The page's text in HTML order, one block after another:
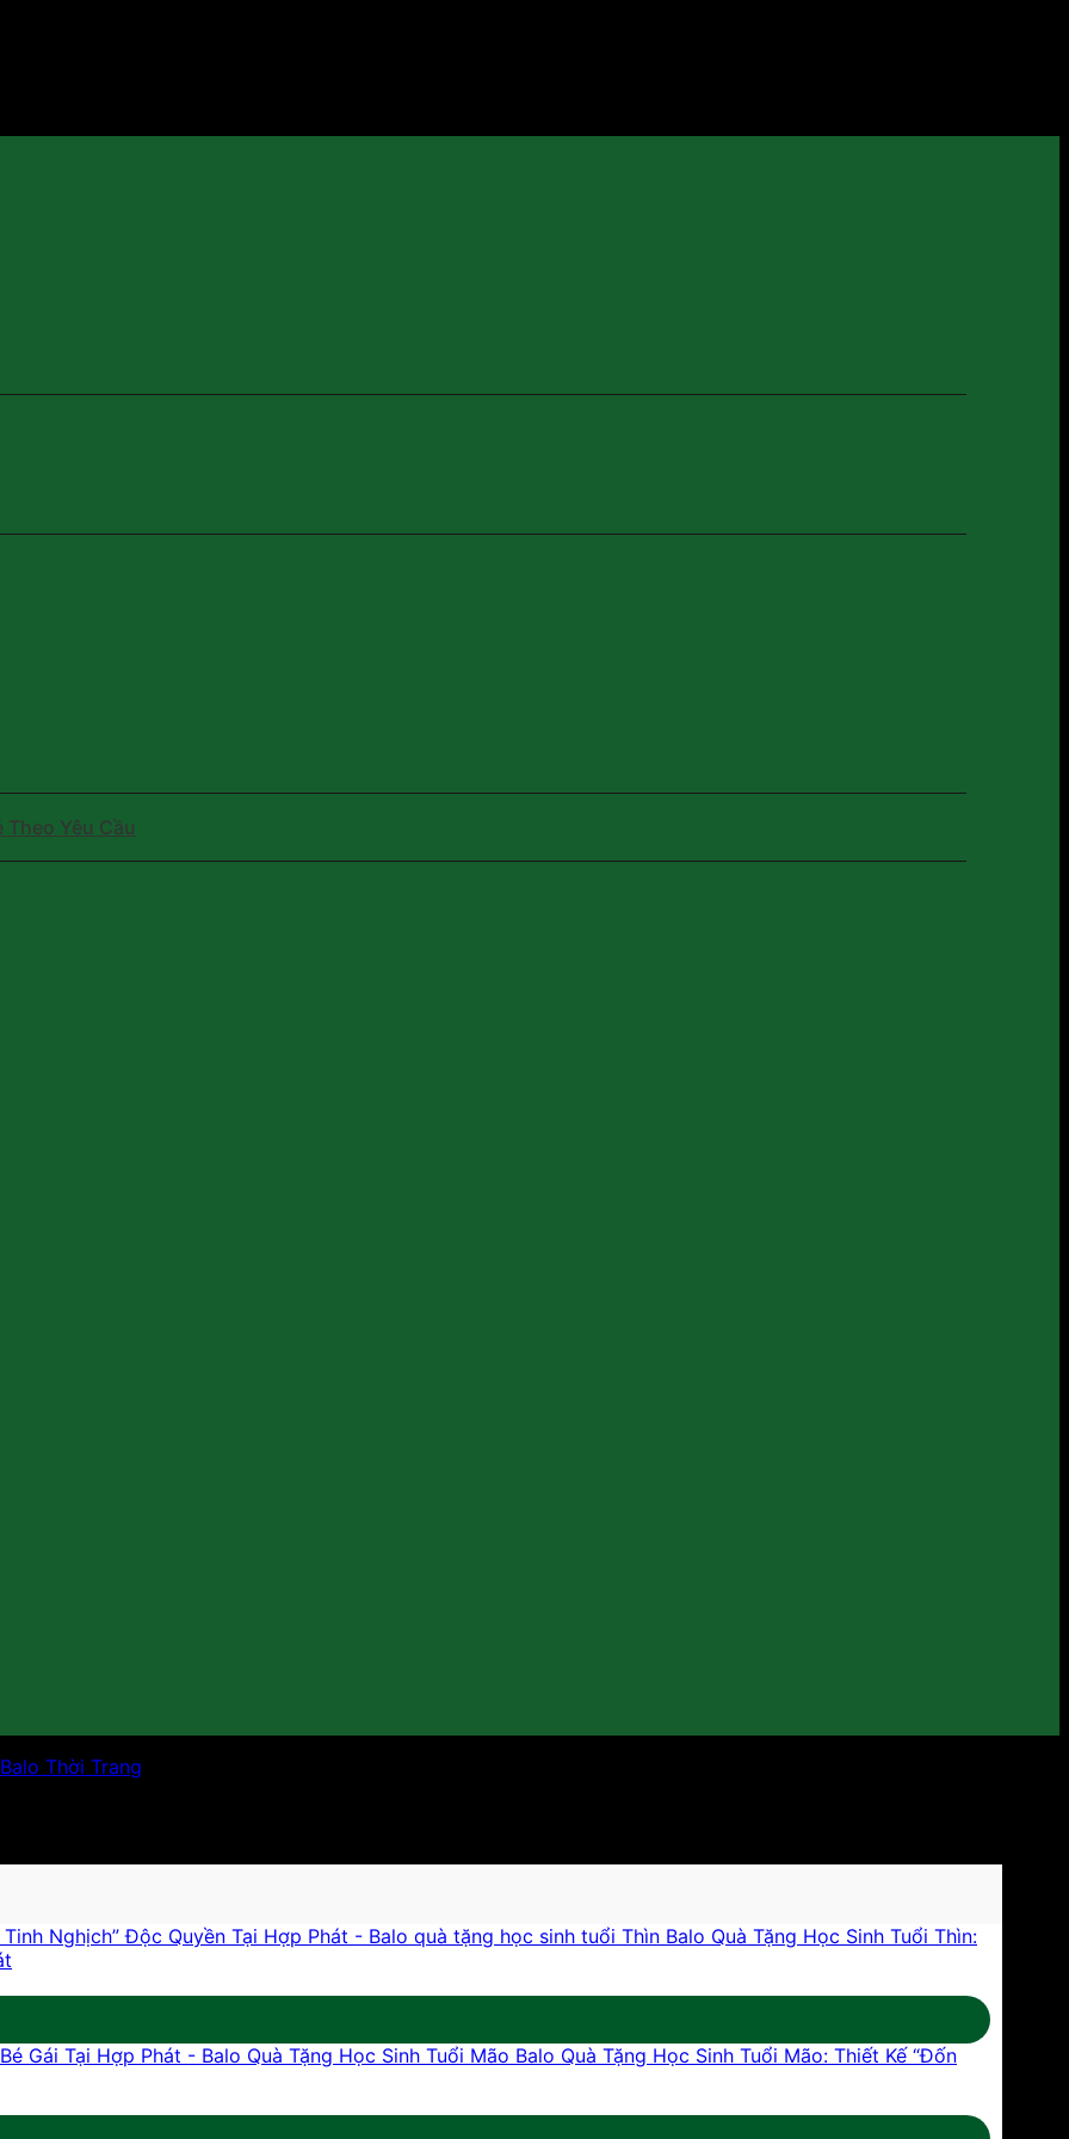
Yêu Cầu
Thời Trang
Balo Quà Tặng Học Sinh Tuổi Thìn:
Balo Quà Tặng Học Sinh Tuổi Mão: Thiết Kế “Đốn